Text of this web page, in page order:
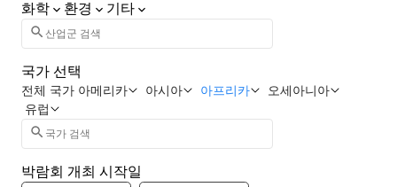
화학
환경 기타
국가 선택
전체 국가 아메리카 아시아 아프리카
오세아니아
유럽
박람회 개최 시작일